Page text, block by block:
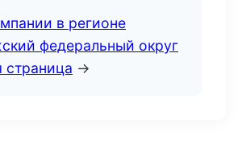
в регионе
федеральный округ
страница →